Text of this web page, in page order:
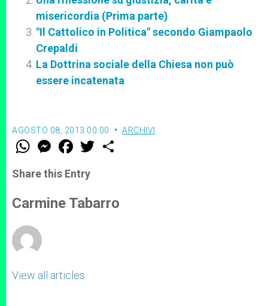
misericordia (Prima parte)
"Il Cattolico in Politica" secondo Giampaolo
Crepaldi
La Dottrina sociale della Chiesa non può
essere incatenata
AGOSTO 08, 2013 00:00 ARCHIVI
W
t
s
p
p
M
e
s
e
g
e
F
a
e
b
o
k
w
r
Share this Entry
Carmine Tabarro
View all articles